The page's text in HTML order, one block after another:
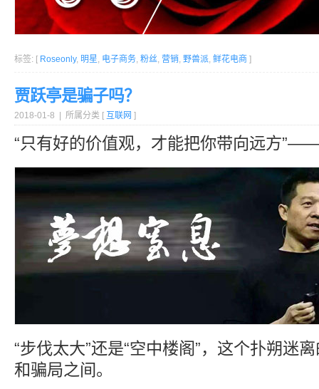
标签: [ Roseonly, 明星, 电子商务, 粉丝, 营销, 野兽派, 鲜花电商 ]
贾跃亭是骗子吗？
2018-01-8 | 所属分类 [ 互联网 ]
“只有好的价值观，才能把你带向远方
“步伐太大”还是“空中楼阁”，这个扑朔迷
和骗局之间。